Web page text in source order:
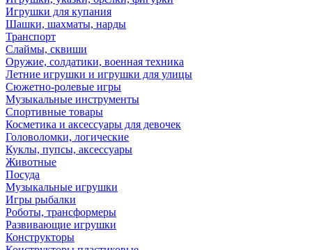
Игрушки для купания
Шашки, шахматы, нарды
Транспорт
Слаймы, сквиши
Оружие, солдатики, военная техника
Летние игрушки и игрушки для улицы
Сюжетно-ролевые игры
Музыкальные инструменты
Спортивные товары
Косметика и аксессуары для девочек
Головоломки, логические
Куклы, пупсы, аксессуары
Животные
Посуда
Музыкальные игрушки
Игры рыбалки
Роботы, трансформеры
Развивающие игрушки
Конструкторы